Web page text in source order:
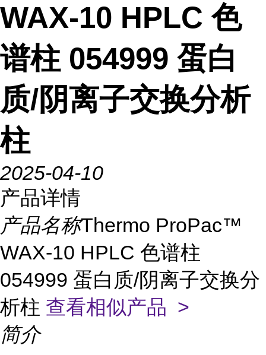
WAX-10 HPLC 色
谱柱 054999 蛋白
质/阴离子交换分析
柱
2025-04-10
产品详情
产品名称Thermo ProPac™
WAX-10 HPLC 色谱柱
054999 蛋白质/阴离子交换分
析柱 查看相似产品 >
简介